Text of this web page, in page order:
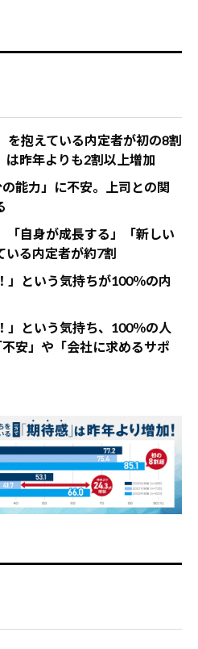
を抱えている内定者が初の8割
は昨年よりも2割以上増加
能力」に不安。上司との関
「自身が成長する」「新しい
いる内定者が約7割
」という気持ちが100％の内
」という気持ち、100％の人
安」や「会社に求めるサポ